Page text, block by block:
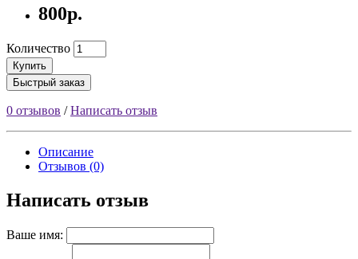
800р.
Количество
Купить
Быстрый заказ
0 отзывов /Написать отзыв
Описание
Отзывов (0)
Написать отзыв
Ваше имя: